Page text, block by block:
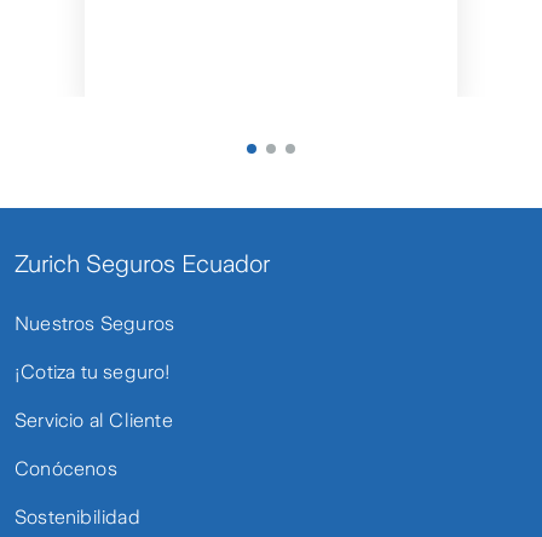
Zurich Seguros Ecuador
Nuestros Seguros
¡Cotiza tu seguro!
Servicio al Cliente
Conócenos
Sostenibilidad